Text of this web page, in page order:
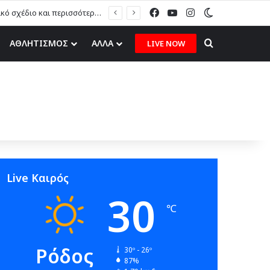
Μ. Πόκκιας στον topfm: «Θα τους υποδεχτούμε με δάφνες και πικροδάφνες» –Η ειρωνική “υποδοχή” στον υβριδικό σταθμό (ηχητικό) FacebookYouTubeInstagram
ΑΘΛΗΤΙΣΜΟΣ ΑΛΛΑ LIVE NOW Search for
Live Καιρός
Ρόδος
30 ℃
30º - 26º
87%